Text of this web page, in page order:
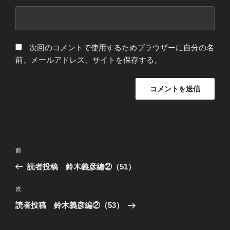
次回のコメントで使用するためブラウザーに自分の名
前、メールアドレス、サイトを保存する。
投
ビ
ゲ
過
去
投
稿
前
読者投稿 鈴木義彦編②（51）
次
の
次
読者投稿 鈴木義彦編②（53）